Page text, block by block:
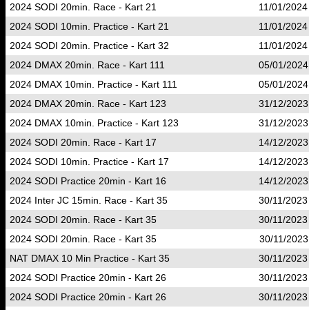
2024 SODI 20min. Race - Kart 21
11/01/
2024 SODI 10min. Practice - Kart 21
11/01/
2024 SODI 20min. Practice - Kart 32
11/01/
2024 DMAX 20min. Race - Kart 111
05/01/
2024 DMAX 10min. Practice - Kart 111
05/01/
2024 DMAX 20min. Race - Kart 123
31/12/
2024 DMAX 10min. Practice - Kart 123
31/12/
2024 SODI 20min. Race - Kart 17
14/12/
2024 SODI 10min. Practice - Kart 17
14/12/
2024 SODI Practice 20min - Kart 16
14/12/
2024 Inter JC 15min. Race - Kart 35
30/11/
2024 SODI 20min. Race - Kart 35
30/11/
2024 SODI 20min. Race - Kart 35
30/11/
NAT DMAX 10 Min Practice - Kart 35
30/11/
2024 SODI Practice 20min - Kart 26
30/11/
2024 SODI Practice 20min - Kart 26
30/11/